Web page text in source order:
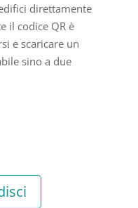
direttamente
il codice QR è
e scaricare un
sino a due